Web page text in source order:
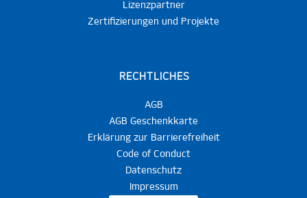
Lizenzpartner
Zertifizierungen und Projekte
RECHTLICHES
AGB
AGB Geschenkkarte
Erklärung zur Barrierefreiheit
Code of Conduct
Datenschutz
Impressum